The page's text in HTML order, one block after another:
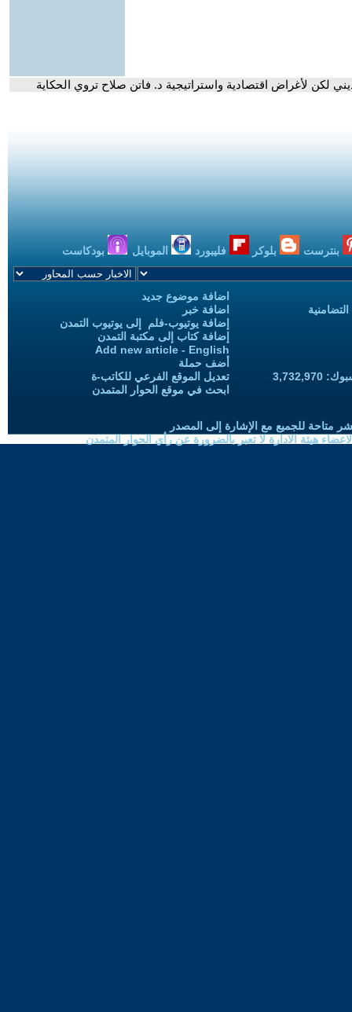
لأغراض اقتصادية واستراتيجية د. فاتن صلاح تروي الحكاية
بنترست بلوكر فليبورد الموبايل بودكاست
اضافة موضوع جديد
اضافة خبر
إضافة يوتيوب-فلم إلى يوتيوب التمدن
إضافة كتاب إلى مكتبة التمدن
Add new article - English
أضف حملة
تعديل الموقع الفرعي للكاتب-ة
ابحث في موقع الحوار المتمدن
متاحة للجميع مع الإشارة إلى المصدر
هيئة الادارة لا تعبر بالضرورة عن رأي الحوار المتمدن